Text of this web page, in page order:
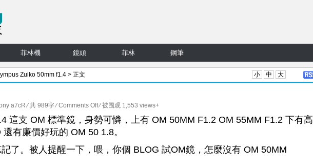
菲林機 鏡頭 菲林 鋼筆
Zuiko 50mm f1.4 > 正文 小 中 大
a7cR⁄ 共 989字⁄Comments Offon
Olympus
OM
f1.4
⁄ 被围观 1,553 views+
這支 OM 標準鏡，身勢可憐，上有 OM 50MM F1.2 OM 55MM F1.2 下有高
有廉價好玩的 OM 50 1.8。
了。被人提醒一下，喂，你個 BLOG 試OM鏡，怎麼沒有 OM 50MM